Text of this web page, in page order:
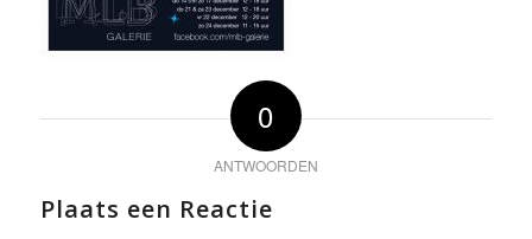
0
ANTWOORDEN
Plaats een Reactie